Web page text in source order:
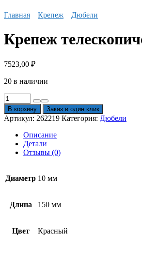
Главная Крепеж Дюбели
Крепеж
7523,00 ₽
20 в наличии
Количество
товара
Крепеж
телескопический
Технониколь
мембран
В корзину Заказ в один клик
Артикул: 262219 Категория: Дюбели
Описание
Детали
Отзывы (0)
Диаметр 10 мм
Длина 150 мм
Цвет Красный